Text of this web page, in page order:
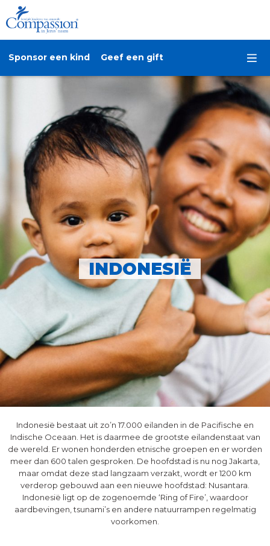
Sponsor een kind Geef een gift
INDONESIË
Indonesië bestaat uit zo’n 17.000 eilanden in de Pacifische en
Indische Oceaan. Het is daarmee de grootste eilandenstaat van
de wereld. Er wonen honderden etnische groepen en er worden
meer dan 600 talen gesproken. De hoofdstad is nu nog Jakarta,
maar omdat deze stad langzaam verzakt, wordt er 1200 km
verderop gebouwd aan een nieuwe hoofdstad: Nusantara.
Indonesië ligt op de zogenoemde ‘Ring of Fire’, waardoor
aardbevingen, tsunami’s en andere natuurrampen regelmatig
voorkomen.